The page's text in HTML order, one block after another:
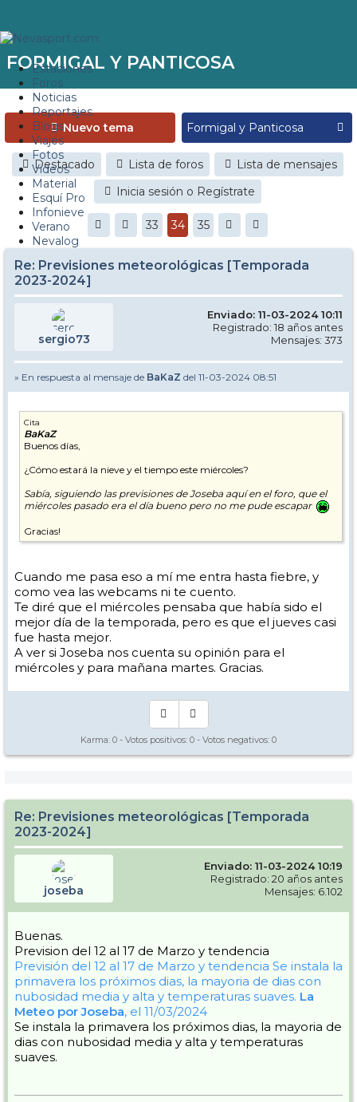
Estaciones
Foros
Noticias
Reportajes
Blogs
Viajes
Fotos
Videos
Material
Esquí Pro
Infonieve
Verano
Nevalog
FORMIGAL Y PANTICOSA
Nuevo tema
Destacado Lista de foros
Lista de mensajes
Inicia sesión o Regístrate
33 34 35
Re: Previsiones meteorológicas [Temporada
2023-2024]
sergio73
Enviado: 11-03-2024 10:11
Registrado: 18 años antes
Mensajes: 373
» En respuesta al mensaje de BaKaZ del 11-03-2024 08:51
Cita
BaKaZ
Buenos días,
¿Cómo estará la nieve y el tiempo este miércoles?
Sabía, siguiendo las previsiones de Joseba aquí en el foro, que el
miércoles pasado era el día bueno pero no me pude escapar
Gracias!
Cuando me pasa eso a mí me entra hasta fiebre, y
como vea las webcams ni te cuento.
Te diré que el miércoles pensaba que había sido el
mejor día de la temporada, pero es que el jueves casi
fue hasta mejor.
A ver si Joseba nos cuenta su opinión para el
miércoles y para mañana martes. Gracias.
Karma: 0 - Votos positivos: 0 - Votos negativos: 0
Re: Previsiones meteorológicas [Temporada
2023-2024]
joseba
Enviado: 11-03-2024 10:19
Registrado: 20 años antes
Mensajes: 6.102
Buenas.
Prevision del 12 al 17 de Marzo y tendencia
Previsión del 12 al 17 de Marzo y tendencia Se instala la
primavera los próximos dias, la mayoria de dias con
nubosidad media y alta y temperaturas suaves. La
Meteo por Joseba, el 11/03/2024
Se instala la primavera los próximos dias, la mayoria de
dias con nubosidad media y alta y temperaturas
suaves.